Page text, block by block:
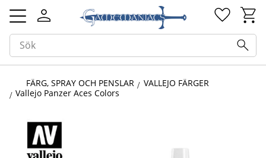
Meny
FÄRG, SPRAY OCH PENSLAR
VALLEJO FÄRGER
Vallejo Panzer Aces Colors